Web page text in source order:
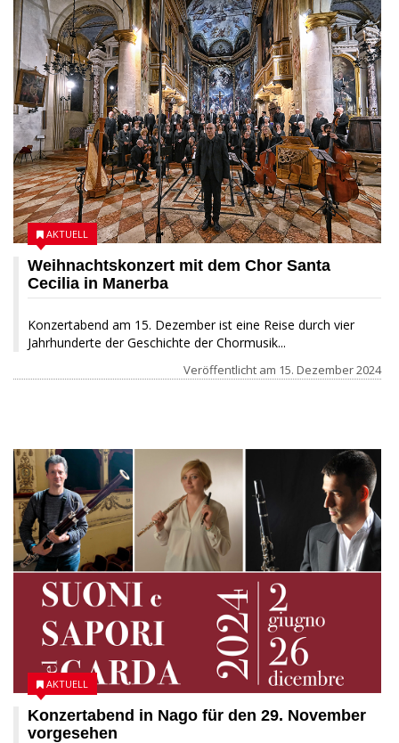
Weihnachtskonzert mit dem Chor Santa
Cecilia in Manerba
Konzertabend am 15. Dezember ist eine Reise durch vier
Jahrhunderte der Geschichte der Chormusik...
AKTUELL
Veröffentlicht am 15. Dezember 2024
28 NOVEMBER 2024
Konzertabend in Nago für den 29. November
vorgesehen
AKTUELL